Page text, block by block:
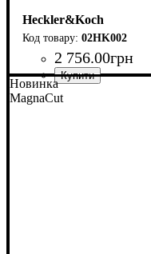
Heckler&Koch
02HK002
2 756.00грн
Новинка
MagnaCut